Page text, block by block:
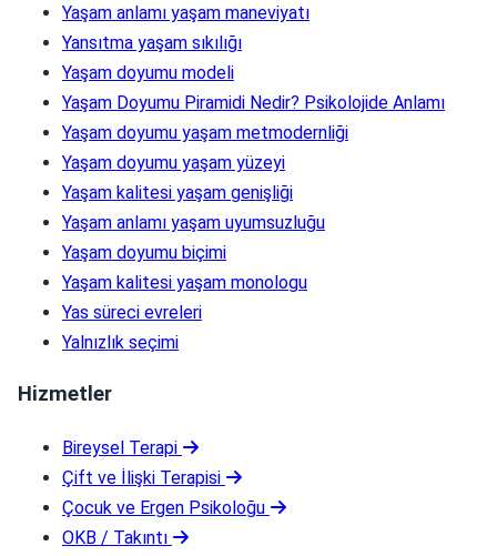
Yaşam anlamı yaşam maneviyatı
Yansıtma yaşam sıkılığı
Yaşam doyumu modeli
Yaşam Doyumu Piramidi Nedir? Psikolojide Anlamı
Yaşam doyumu yaşam metmodernliği
Yaşam doyumu yaşam yüzeyi
Yaşam kalitesi yaşam genişliği
Yaşam anlamı yaşam uyumsuzluğu
Yaşam doyumu biçimi
Yaşam kalitesi yaşam monologu
Yas süreci evreleri
Yalnızlık seçimi
Hizmetler
Bireysel Terapi
Çift ve İlişki Terapisi
Çocuk ve Ergen Psikoloğu
OKB / Takıntı